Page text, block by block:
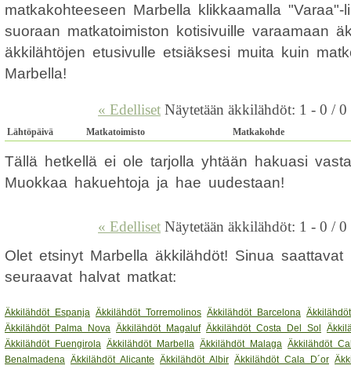
matkakohteeseen Marbella klikkaamalla
suoraan matkatoimiston kotisivuille varaamaan
äkkilähtöjen etusivulle etsiäksesi muita kuin
Marbella!
« Edelliset Näytetään äkkilähdöt: 1 - 0 / 0
Lähtöpäivä Matkatoimisto Matkakohde
Tällä hetkellä ei ole tarjolla yhtään hakuasi
Muokkaa hakuehtoja ja hae uudestaan!
« Edelliset Näytetään äkkilähdöt: 1 - 0 / 0
Olet etsinyt Marbella äkkilähdöt! Sinua saattavat
seuraavat halvat matkat:
Äkkilähdöt Espanja Äkkilähdöt Torremolinos Äkkilähdöt Barcelona
Äkkilähdöt Palma Nova Äkkilähdöt Magaluf Äkkilähdöt Costa Del Sol
Äkkilähdöt Fuengirola Äkkilähdöt Marbella Äkkilähdöt Malaga Äkkilähdöt
Benalmadena Äkkilähdöt Alicante Äkkilähdöt Albir Äkkilähdöt Cala D´or